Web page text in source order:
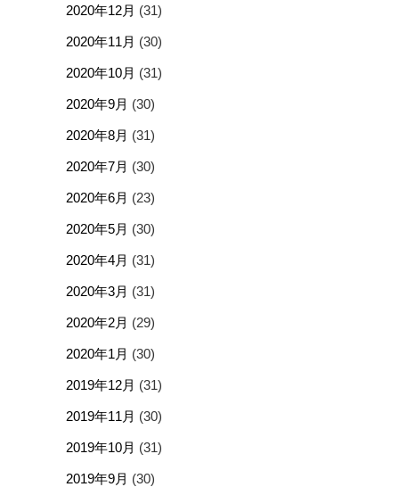
2020年12月 (31)
2020年11月 (30)
2020年10月 (31)
2020年9月 (30)
2020年8月 (31)
2020年7月 (30)
2020年6月 (23)
2020年5月 (30)
2020年4月 (31)
2020年3月 (31)
2020年2月 (29)
2020年1月 (30)
2019年12月 (31)
2019年11月 (30)
2019年10月 (31)
2019年9月 (30)